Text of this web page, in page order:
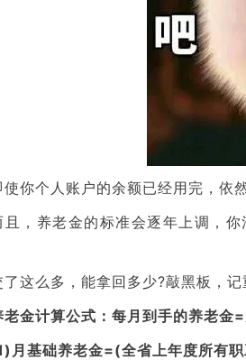
使你个人账户的余额已经用完，依
且，养老金的标准会逐年上调，
了这么多，能拿回多少?敲黑板，
老金计算公式：每月到手的养老金
月基础养老金=(全省上年度所有